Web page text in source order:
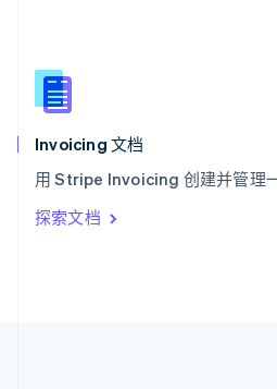
Invoicing 文档
用 Stripe Invoicing 创建并管理
探索文档
新西兰
English
匈牙利
English
ItalianoEnglish
印度
English